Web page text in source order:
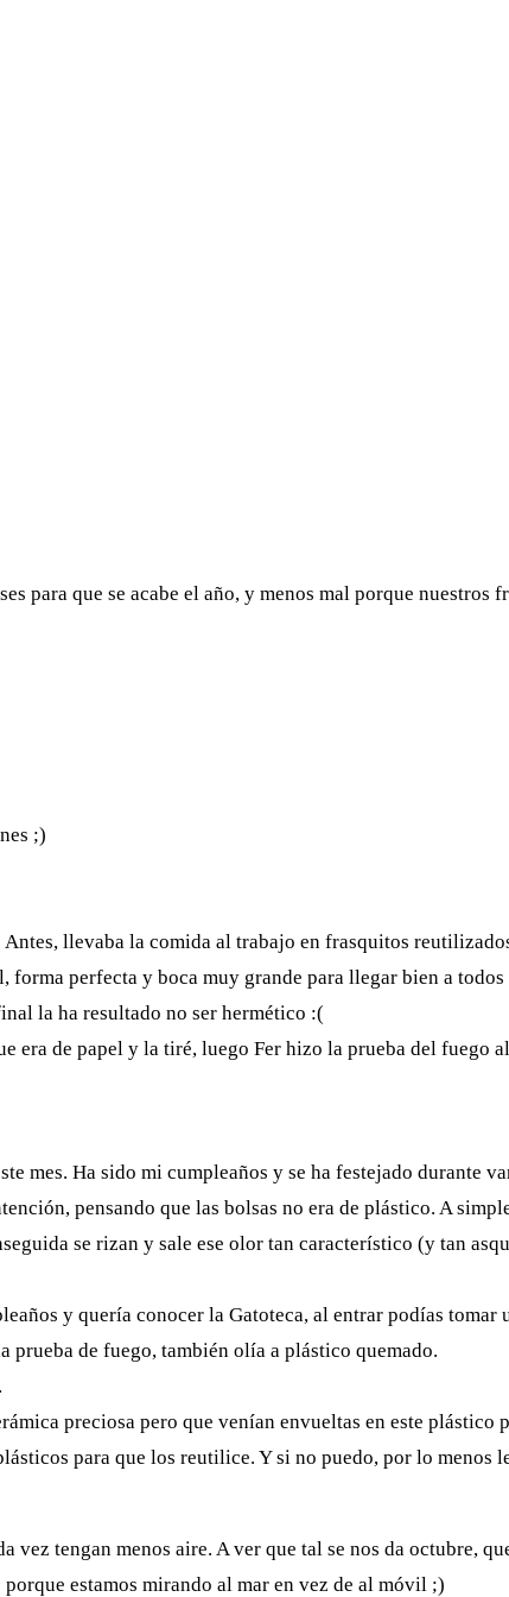
para que se acabe el año, y menos mal porque nuestros
;)
llevaba la comida al trabajo en frasquitos
perfecta y boca muy grande para llegar bien a
la ha resultado no ser hermético :(
era de papel y la tiré, luego Fer hizo la prueba del fuego
mes. Ha sido mi cumpleaños y se ha festejado durante
pensando que las bolsas no era de plástico. A
se rizan y sale ese olor tan característico (y tan
y quería conocer la Gatoteca, al entrar podías tomar
prueba de fuego, también olía a plástico quemado.
preciosa pero que venían envueltas en este plástico
para que los reutilice. Y si no puedo, por lo menos
vez tengan menos aire. A ver que tal se nos da octubre,
estamos mirando al mar en vez de al móvil ;)